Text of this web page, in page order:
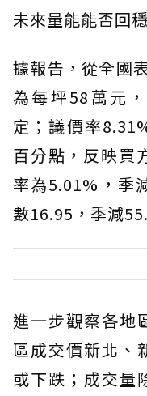
未來量能能否回
據報告，從全國
為每坪58萬元
定；議價率
百分點，反映買
率為5.01%，季
數16.95，季減
進一步觀察各地
區成交價新北、
或下跌；成交量